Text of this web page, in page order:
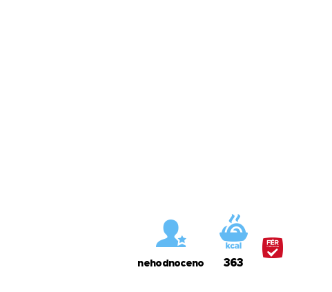
nehodnoceno 363